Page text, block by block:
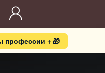
профессии + 🎁